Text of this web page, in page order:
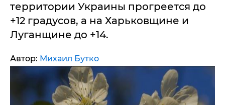
территории Украины прогреется до
+12 градусов, а на Харьковщине и
Луганщине до +14.
Автор: Михаил Бутко